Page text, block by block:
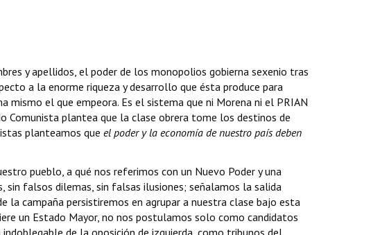
y apellidos, el poder de los monopolios gobierna sexenio tras
a la enorme riqueza y desarrollo que ésta produce para
el que empeora. Es el sistema que ni Morena ni el PRIAN
Comunista plantea que la clase obrera tome los destinos de
planteamos que el poder y la economía de nuestro país deben
pueblo, a qué nos referimos con un Nuevo Poder y una
falsos dilemas, sin falsas ilusiones; señalamos la salida
la campaña persistiremos en agrupar a nuestra clase bajo esta
un Estado Mayor, no nos postulamos solo como candidatos